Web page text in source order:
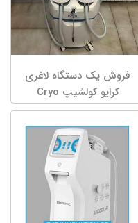
فروش یک دستگاه لاغری
کرایو کولشیپ Cryo
Coolshaping